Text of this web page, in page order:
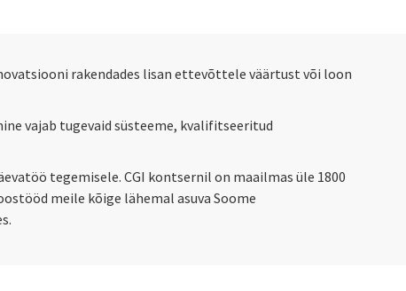
rakendades lisan ettevõttele väärtust või loon
vajab tugevaid süsteeme, kvalifitseeritud
tegemisele. CGI kontsernil on maailmas üle 1800
meile kõige lähemal asuva Soome